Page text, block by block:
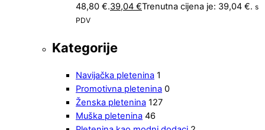
48,80 €.39,04 €Trenutna cijena je: 39,04 €. s
PDV
Kategorije
Navijačka pletenina 1
Promotivna pletenina 0
Ženska pletenina 127
Muška pletenina 46